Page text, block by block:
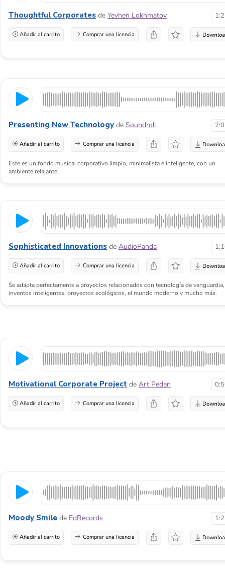
Thoughtful Corporates de Yevhen Lokhmatov
Añadir al carrito Comprar una licencia
Presenting New Technology de Soundroll
Añadir al carrito Comprar una licencia
Este es un fondo musical corporativo limpio, minimalista e inteligente, con un
ambiente relajante.
Sophisticated Innovations de AudioPanda
Añadir al carrito Comprar una licencia
Se adapta perfectamente a proyectos relacionados con tecnología de vanguardia,
inventos inteligentes, proyectos ecológicos, el mundo moderno y mucho más.
Motivational Corporate Project de Art Pedan
Añadir al carrito Comprar una licencia
Moody Smile de EdRecords
Añadir al carrito Comprar una licencia